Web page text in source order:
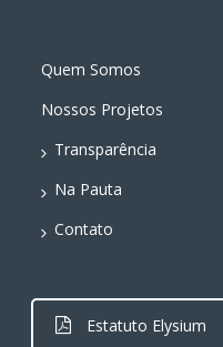
Quem Somos
Nossos Projetos
Transparência
Na Pauta
Contato
Estatuto Elysium